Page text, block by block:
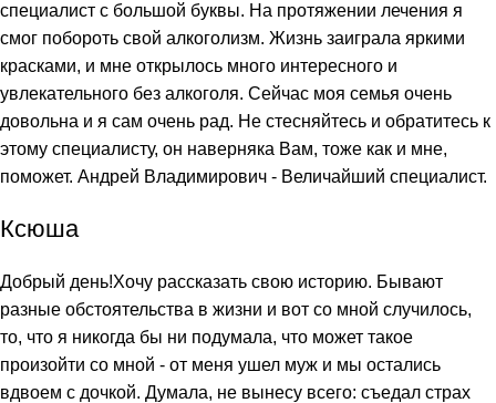
специалист с большой буквы. На протяжении лечения я
смог побороть свой алкоголизм. Жизнь заиграла яркими
красками, и мне открылось много интересного и
увлекательного без алкоголя. Сейчас моя семья очень
довольна и я сам очень рад. Не стесняйтесь и обратитесь к
этому специалисту, он наверняка Вам, тоже как и мне,
поможет. Андрей Владимирович - Величайший специалист.
Ксюша
Добрый день!Хочу рассказать свою историю. Бывают
разные обстоятельства в жизни и вот со мной случилось,
то, что я никогда бы ни подумала, что может такое
произойти со мной - от меня ушел муж и мы остались
вдвоем с дочкой. Думала, не вынесу всего: съедал страх